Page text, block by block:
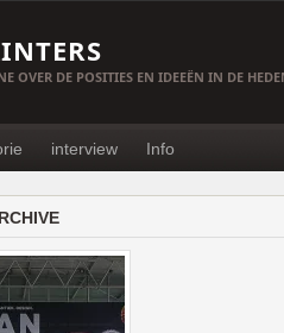
OVER DE POSITIES EN IDEEËN IN DE
interview Info